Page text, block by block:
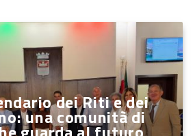
dei Riti e dei
una comunità di